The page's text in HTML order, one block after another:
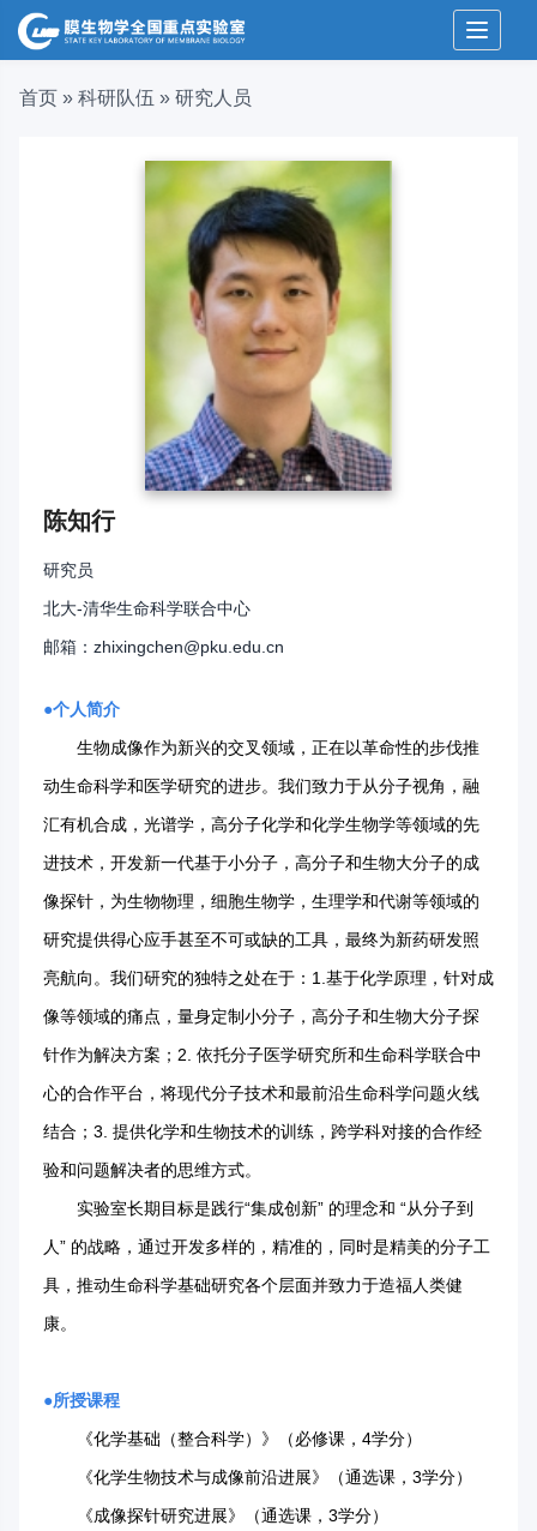
Toggle
首页 » 科研队伍 » 研究人员
陈知行
研究员
北大-清华生命科学联合中心
邮箱：zhixingchen@pku.edu.cn
●个人简介
生物成像作为新兴的交叉领域，正在以革命性的步伐推
动生命科学和医学研究的进步。我们致力于从分子视角，融
汇有机合成，光谱学，高分子化学和化学生物学等领域的先
进技术，开发新一代基于小分子，高分子和生物大分子的成
像探针，为生物物理，细胞生物学，生理学和代谢等领域的
研究提供得心应手甚至不可或缺的工具，最终为新药研发照
亮航向。我们研究的独特之处在于：1.基于化学原理，针对成
像等领域的痛点，量身定制小分子，高分子和生物大分子探
针作为解决方案；2. 依托分子医学研究所和生命科学联合中
心的合作平台，将现代分子技术和最前沿生命科学问题火线
结合；3. 提供化学和生物技术的训练，跨学科对接的合作经
验和问题解决者的思维方式。
实验室长期目标是践行“集成创新” 的理念和 “从分子到
人” 的战略，通过开发多样的，精准的，同时是精美的分子工
具，推动生命科学基础研究各个层面并致力于造福人类健
康。
●所授课程
《化学基础（整合科学）》（必修课，4学分）
《化学生物技术与成像前沿进展》（通选课，3学分）
《成像探针研究进展》（通选课，3学分）